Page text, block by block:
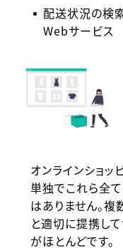
配送状況の検
Webサービス
オンラインショッ
単独でこれら全
はありません。複
と適切に提携し
がほとんどです。